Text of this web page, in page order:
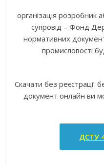
організація розробник
супровід – Фонд
нормативних
промисловості
Скачати без реєстрації
документ онлайн ви
ДСТУ